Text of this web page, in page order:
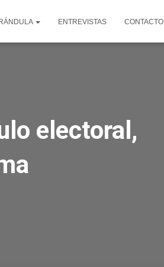
ENTREVISTAS CONTACTO
electoral,